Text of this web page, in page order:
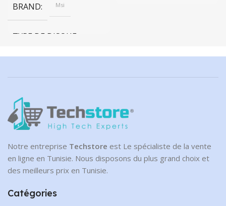
BRAND Msi
TYPE DE DISQUE
1 To
Notre entreprise Techstore est Le spécialiste de la vente
en ligne en Tunisie. Nous disposons du plus grand choix et
des meilleurs prix en Tunisie.
Catégories